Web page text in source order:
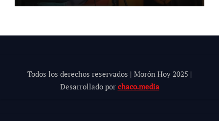
Todos los derechos reservados | Morón Hoy 2025 |
Desarrollado por chaco.media